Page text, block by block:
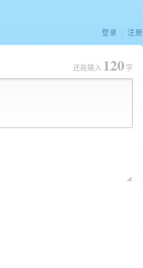
登录 注册
还能输入 120 字